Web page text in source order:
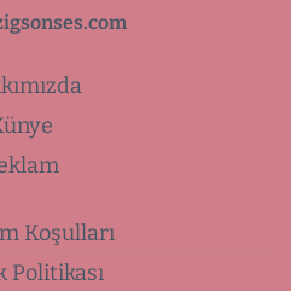
Koşulları
Politikası